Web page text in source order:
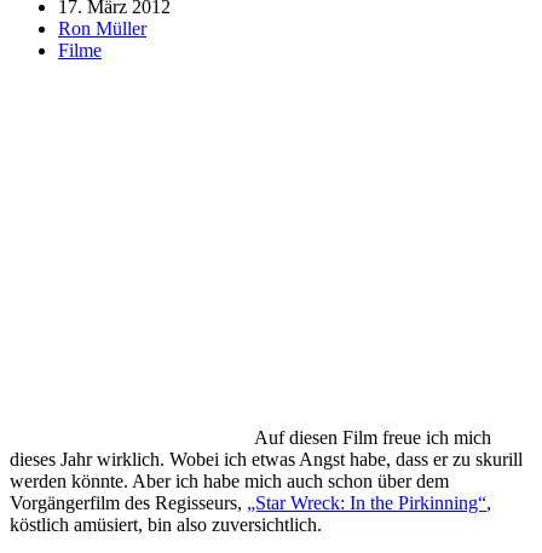
17. März 2012
Ron Müller
Filme
Auf diesen Film freue ich mich
dieses Jahr wirklich. Wobei ich etwas Angst habe, dass er zu skurill
werden könnte. Aber ich habe mich auch schon über dem
Vorgängerfilm des Regisseurs, „Star Wreck: In the Pirkinning“,
köstlich amüsiert, bin also zuversichtlich.